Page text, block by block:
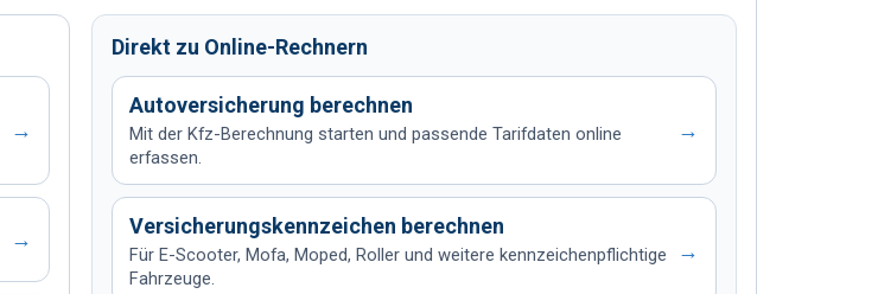
→
→
Direkt zu Online-Rechnern
Autoversicherung berechnen
Mit der Kfz-Berechnung starten und passende Tarifdaten online
erfassen.
→
Versicherungskennzeichen berechnen
Für E-Scooter, Mofa, Moped, Roller und weitere kennzeichenpflichtige
Fahrzeuge.
→